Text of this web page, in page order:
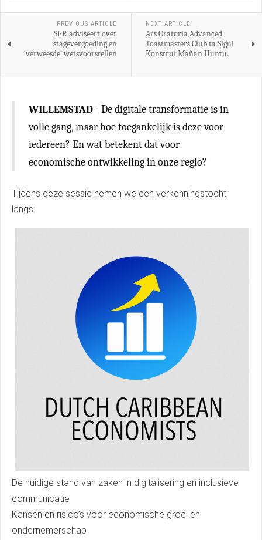
PREVIOUS ARTICLE
SER adviseert over
stagevergoeding en
‘verweesde’ wetsvoorstellen
NEXT ARTICLE
Ars Oratoria Advanced
Toastmasters Club ta Sigui
Konstruí Mañan Huntu.
WILLEMSTAD - De digitale transformatie is in
volle gang, maar hoe toegankelijk is deze voor
iedereen? En wat betekent dat voor
economische ontwikkeling in onze regio?
Tijdens deze sessie nemen we een verkenningstocht
langs:
De huidige stand van zaken in digitalisering en inclusieve
communicatie
Kansen en risico’s voor economische groei en
ondernemerschap